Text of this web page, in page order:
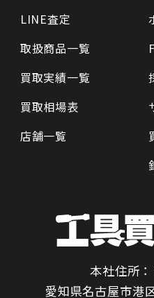
LINE査定
取扱商品一覧
買取実績一覧
買取相場表
店舗一覧
本社住所
愛知県名古屋市港